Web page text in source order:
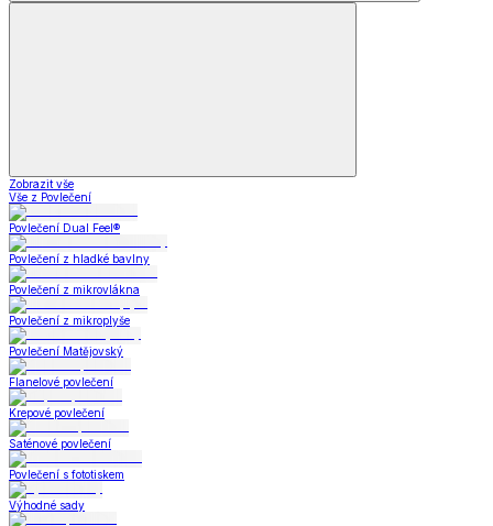
Zobrazit vše
Vše z Povlečení
Povlečení Dual Feel®
Povlečení z hladké bavlny
Povlečení z mikrovlákna
Povlečení z mikroplyše
Povlečení Matějovský
Flanelové povlečení
Krepové povlečení
Saténové povlečení
Povlečení s fototiskem
Výhodné sady